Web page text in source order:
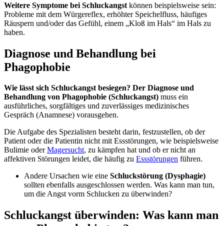
Weitere Symptome bei Schluckangst können beispielsweise sein:
Probleme mit dem Würgereflex, erhöhter Speichelfluss, häufiges
Räuspern und/oder das Gefühl, einem „Kloß im Hals“ im Hals zu
haben.
Diagnose und Behandlung bei
Phagophobie
Wie lässt sich Schluckangst besiegen? Der Diagnose und
Behandlung von Phagophobie (Schluckangst) muss ein
ausführliches, sorgfältiges und zuverlässiges medizinisches
Gespräch (Anamnese) vorausgehen.
Die Aufgabe des Spezialisten besteht darin, festzustellen, ob der
Patient oder die Patientin nicht mit Essstörungen, wie beispielsweise
Bulimie oderMagersucht, zu kämpfen hat und ob er nicht an
affektiven Störungen leidet, die häufig zu Essstörungen führen.
Andere Ursachen wie eine Schluckstörung (Dysphagie)
sollten ebenfalls ausgeschlossen werden. Was kann man tun,
um die Angst vorm Schlucken zu überwinden?
Schluckangst überwinden: Was kann man